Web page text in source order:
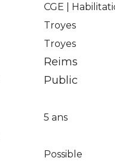
CGE |
Troyes
Troyes
Reims
Public
5 ans
Possible